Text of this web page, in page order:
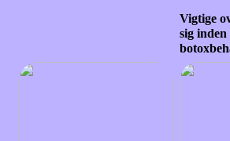
Vigtige
sig